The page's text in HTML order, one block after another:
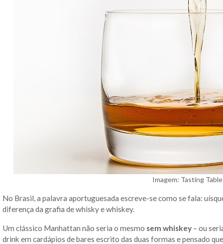
Imagem: Tasting Table
No Brasil, a palavra aportuguesada escreve-se como se fala:
diferença da grafia de whisky e whiskey.
Um clássico Manhattan não seria o mesmo sem whiskey – ou
drink em cardápios de bares escrito das duas formas e pensado